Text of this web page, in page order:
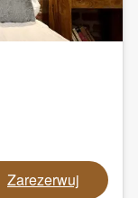
Zarezerwuj